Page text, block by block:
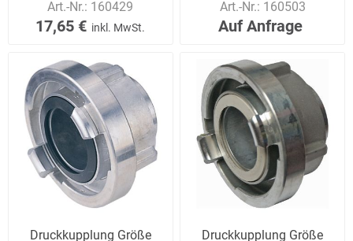
Art.-Nr.: 160429
17,65 € inkl. MwSt.
Art.-Nr.: 160503
Auf Anfrage
Druckkupplung Größe
Druckkupplung Größe